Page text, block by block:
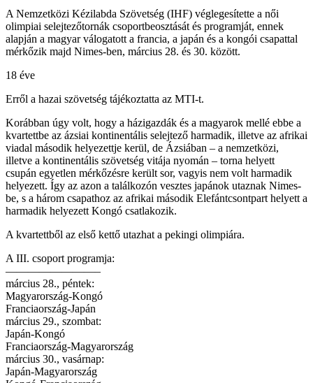
A Nemzetközi Kézilabda Szövetség (IHF) véglegesítette a női
olimpiai selejtezőtornák csoportbeosztását és programját, ennek
alapján a magyar válogatott a francia, a japán és a kongói csapattal
mérkőzik majd Nimes-ben, március 28. és 30. között.
18 éve
Erről a hazai szövetség tájékoztatta az MTI-t.
Korábban úgy volt, hogy a házigazdák és a magyarok mellé ebbe a
kvartettbe az ázsiai kontinentális selejtező harmadik, illetve az afrikai
viadal második helyezettje kerül, de Ázsiában – a nemzetközi,
illetve a kontinentális szövetség vitája nyomán – torna helyett
csupán egyetlen mérkőzésre került sor, vagyis nem volt harmadik
helyezett. Így az azon a találkozón vesztes japánok utaznak Nimes-
be, s a három csapathoz az afrikai második Elefántcsontpart helyett a
harmadik helyezett Kongó csatlakozik.
A kvartettből az első kettő utazhat a pekingi olimpiára.
A III. csoport programja:
————————–
március 28., péntek:
Magyarország-Kongó
Franciaország-Japán
március 29., szombat:
Japán-Kongó
Franciaország-Magyarország
március 30., vasárnap:
Japán-Magyarország